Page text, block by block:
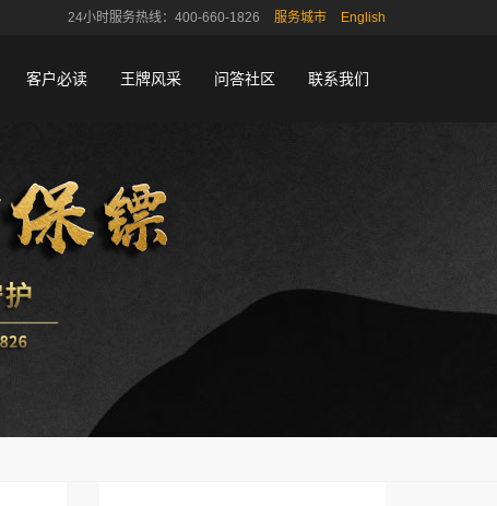
24小时服务热线：400-660-1826 服务城市 English
客户必读 王牌风采 问答社区 联系我们